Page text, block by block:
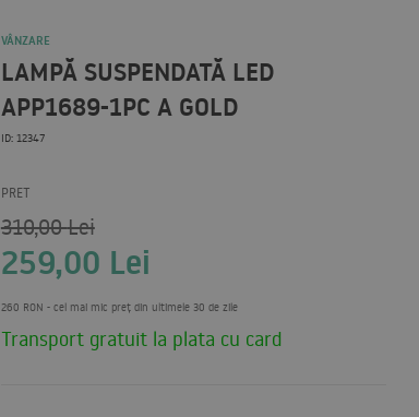
VÂNZARE
LAMPĂ SUSPENDATĂ LED
APP1689-1PC A GOLD
ID: 12347
PRET
310,00Lei
259,00 Lei
260 RON - cel mai mic preț din ultimele 30 de zile
Transport gratuit la plata cu card